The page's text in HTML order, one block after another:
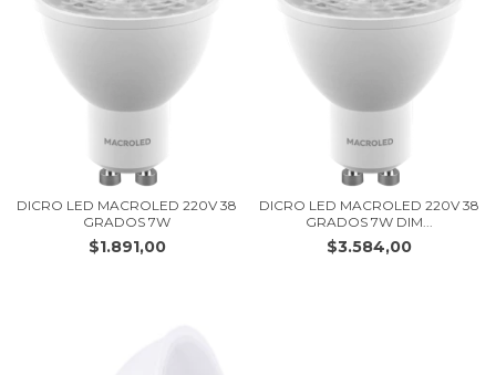
DICRO LED MACROLED 220V 38
GRADOS 7W
$1.891,00
DICRO LED MACROLED 220V 38
GRADOS 7W DIM...
$3.584,00